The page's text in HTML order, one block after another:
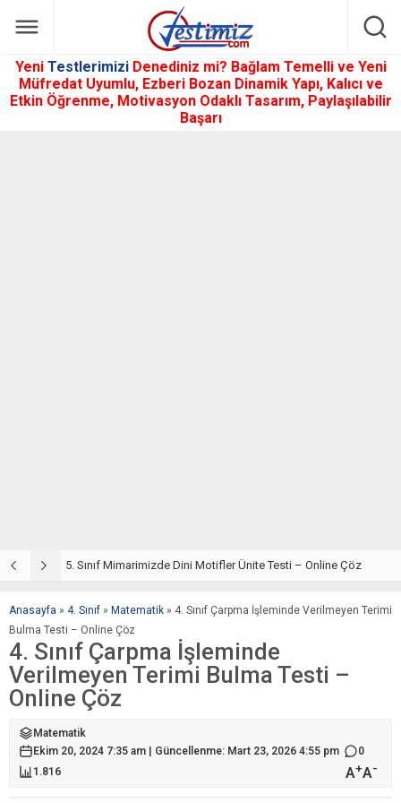
Yeni Testlerimizi Denediniz mi? Bağlam Temelli ve Yeni
Müfredat Uyumlu, Ezberi Bozan Dinamik Yapı, Kalıcı ve
Etkin Öğrenme, Motivasyon Odaklı Tasarım, Paylaşılabilir
Başarı
5. Sınıf Mimarimizde Dini Motifler Ünite Testi – Online Çöz
Anasayfa » 4. Sınıf » Matematik » 4. Sınıf Çarpma İşleminde Verilmeyen Terimi
Bulma Testi – Online Çöz
4. Sınıf Çarpma İşleminde
Verilmeyen Terimi Bulma Testi –
Online Çöz
Matematik
Ekim 20, 2024 7:35 am | Güncellenme: Mart 23, 2026 4:55 pm
0
1.816
A+A-